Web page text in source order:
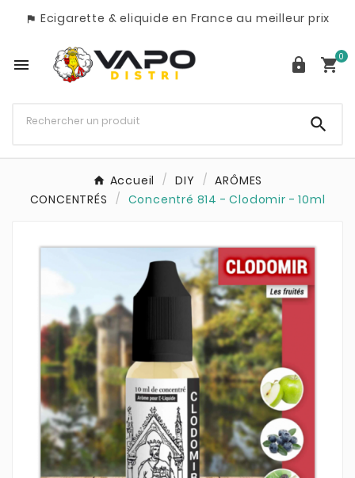
 Ecigarette & eliquide en France au meilleur prix
  0

Accueil DIY
ARÔMES
CONCENTRÉS
Concentré 814 - Clodomir - 10ml